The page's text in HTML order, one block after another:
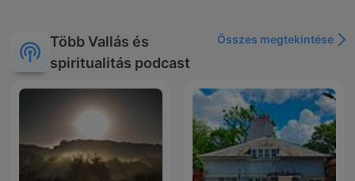
Több Vallás és
spiritualitás podcast
Összes megtekintése